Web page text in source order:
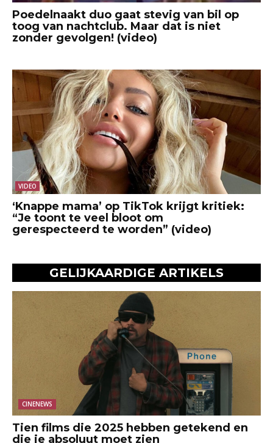
Poedelnaakt duo gaat stevig van bil op
toog van nachtclub. Maar dat is niet
zonder gevolgen! (video)
VIDEO
‘Knappe mama’ op TikTok krijgt kritiek:
“Je toont te veel bloot om
gerespecteerd te worden” (video)
GELIJKAARDIGE ARTIKELS
CINENEWS
Tien films die 2025 hebben getekend en
die je absoluut moet zien